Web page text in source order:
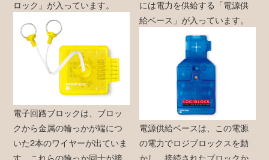
ロック」が入っています。
電子回路ブロックは、ブロッ
クから金属の輪っかが端につ
いた2本のワイヤーが出ていま
す。これらの輪っか同士が接
には電力を供給する「電源供
給ベース」が入っています。
電源供給ベースは、この電源
の電力でロジブロックスを動
かし、接続されたブロックか